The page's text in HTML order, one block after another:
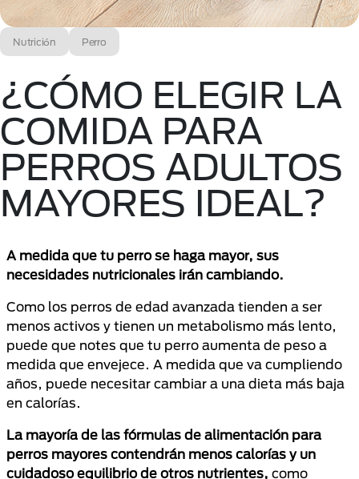
Nutrición Perro
¿CÓMO ELEGIR LA
COMIDA PARA
PERROS ADULTOS
MAYORES IDEAL?
A medida que tu perro se haga mayor, sus
necesidades nutricionales irán cambiando.
Como los perros de edad avanzada tienden a ser
menos activos y tienen un metabolismo más lento,
puede que notes que tu perro aumenta de peso a
medida que envejece. A medida que va cumpliendo
años, puede necesitar cambiar a una dieta más baja
en calorías.
La mayoría de las fórmulas de alimentación para
perros mayores contendrán menos calorías y un
cuidadoso equilibrio de otros nutrientes, como